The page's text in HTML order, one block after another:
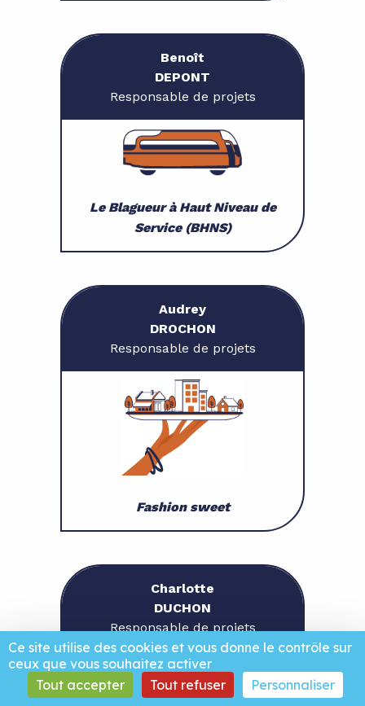
Benoît
DEPONT
Responsable de projets
Le Blagueur à Haut Niveau de
Service (BHNS)
Audrey
DROCHON
Responsable de projets
Fashion sweet
Charlotte
DUCHON
Responsable de projets
Ce site utilise des cookies et vous donne le contrôle sur
ceux que vous souhaitez activer
Tout accepter
Tout refuser Personnaliser